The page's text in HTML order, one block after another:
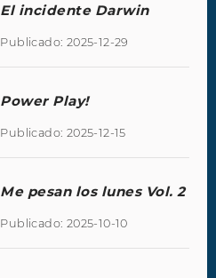
El incidente Darwin
Publicado: 2025-12-29
Power Play!
Publicado: 2025-12-15
Me pesan los lunes Vol. 2
Publicado: 2025-10-10